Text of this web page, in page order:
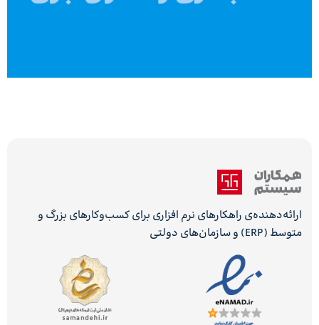
ارائه‌دهنده‌ی راهکارهای نرم افزاری برای کسب‌وکارهای بزرگ و
متوسط (ERP) و سازمان‌های دولتی